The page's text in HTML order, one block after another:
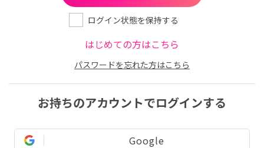
ログイン状態を保持する
はじめての方はこちら
パスワードを忘れた方はこちら
お持ちのアカウントでログインする
Google